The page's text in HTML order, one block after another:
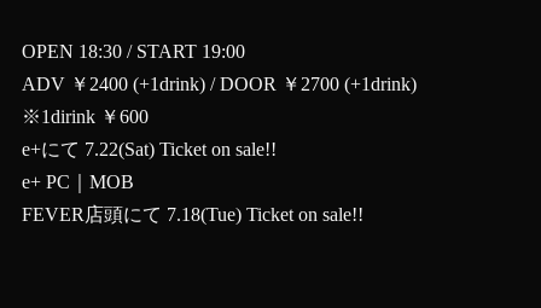
OPEN 18:30 / START 19:00
ADV ￥2400 (+1drink) / DOOR ￥2700 (+1drink)
※1dirink ￥600
e+にて 7.22(Sat) Ticket on sale!!
e+ PC｜MOB
FEVER店頭にて 7.18(Tue) Ticket on sale!!